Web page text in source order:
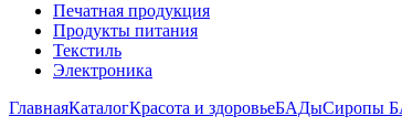
Печатная продукция
Продукты питания
Текстиль
Электроника
ГлавнаяКаталогКрасота и здоровьеБАДыСиропы